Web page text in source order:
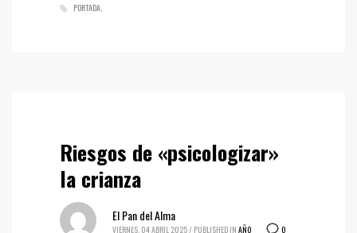
PORTADA
Riesgos de «psicologizar»
la crianza
0
El Pan del Alma
VIERNES, 04 ABRIL 2025/ PUBLISHED IN AÑO